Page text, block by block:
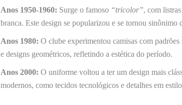
Anos 1950-1960: Surge o famoso “tricolor”, com
branca. Este design se popularizou e se tornou sinônimo
Anos 1980: O clube experimentou camisas com
e designs geométricos, refletindo a estética do período.
Anos 2000: O uniforme voltou a ter um design mais
modernos, como tecidos tecnológicos e detalhes em estilo